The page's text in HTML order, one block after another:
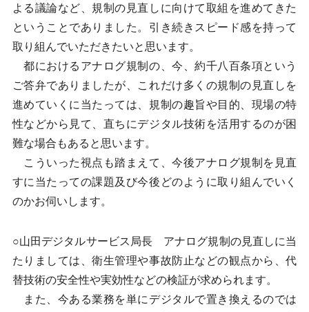
よる議論など、規制の見直しに向けて取組を進めてきた
ということでありました。引き続きスピード感を持って
取り組んでいただきたいと思います。
都におけるアナログ規制の、今、約千八百条項という
ご答弁でありましたが、これだけ多くの規制の見直しを
進めていくに当たっては、規制の趣旨や目的、現場の特
性などから見て、直ちにデジタル技術を活用するのが困
難な場合もあると思います。
こういった視点も踏まえて、今後アナログ規制を見直
すに当たっての課題及び今後どのように取り組んでいく
のかお伺いします。
○山田デジタルサービス局長 アナログ規制の見直しに当
たりましては、衛生管理や事故防止などの観点から、代
替技術の安全性や実効性などの検証が求められます。
また、今ある業務を単にデジタルで置き換えるのでは